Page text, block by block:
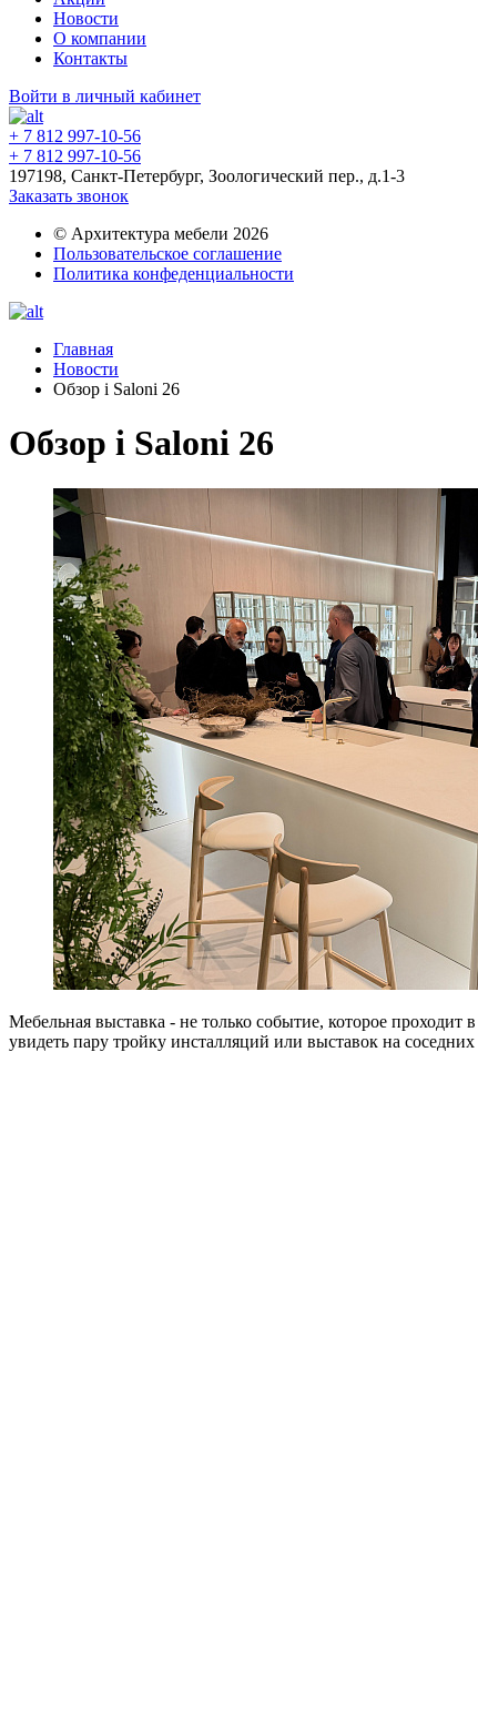
Новости
О компании
Контакты
Войти в личный кабинет
+ 7 812 997-10-56
+ 7 812 997-10-56
197198, Санкт-Петербург, Зоологический пер., д.1-3
Заказать звонок
© Архитектура мебели 2026
Пользовательское соглашение
Политика конфеденциальности
Главная
Новости
Обзор i Saloni 26
Обзор i Saloni 26
Мебельная выставка - не только событие, которое проходит
увидеть пару тройку инсталляций или выставок на соседних